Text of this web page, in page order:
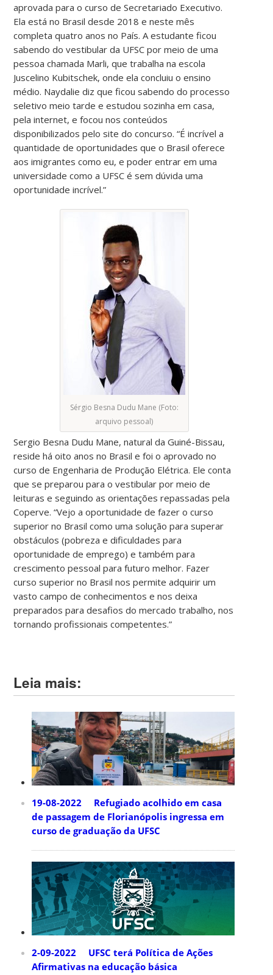
aprovada para o curso de Secretariado Executivo.
Ela está no Brasil desde 2018 e neste mês
completa quatro anos no País. A estudante ficou
sabendo do vestibular da UFSC por meio de uma
pessoa chamada Marli, que trabalha na escola
Juscelino Kubitschek, onde ela concluiu o ensino
médio. Naydalie diz que ficou sabendo do processo
seletivo meio tarde e estudou sozinha em casa,
pela internet, e focou nos conteúdos
disponibilizados pelo site do concurso. “É incrível a
quantidade de oportunidades que o Brasil oferece
aos imigrantes como eu, e poder entrar em uma
universidade como a UFSC é sem dúvida uma
oportunidade incrível.”
Sérgio Besna Dudu Mane (Foto:
arquivo pessoal)
Sergio Besna Dudu Mane, natural da Guiné-Bissau,
reside há oito anos no Brasil e foi o aprovado no
curso de Engenharia de Produção Elétrica. Ele conta
que se preparou para o vestibular por meio de
leituras e seguindo as orientações repassadas pela
Coperve. “Vejo a oportunidade de fazer o curso
superior no Brasil como uma solução para superar
obstáculos (pobreza e dificuldades para
oportunidade de emprego) e também para
crescimento pessoal para futuro melhor. Fazer
curso superior no Brasil nos permite adquirir um
vasto campo de conhecimentos e nos deixa
preparados para desafios do mercado trabalho, nos
tornando profissionais competentes.”
Leia mais:
19-08-2022 Refugiado acolhido em casa
de passagem de Florianópolis ingressa em
curso de graduação da UFSC
2-09-2022 UFSC terá Política de Ações
Afirmativas na educação básica